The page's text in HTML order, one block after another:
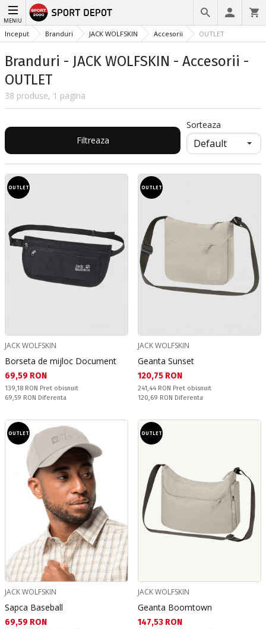
MENIU
Inceput Branduri JACK WOLFSKIN Accesorii OUTLET
Branduri - JACK WOLFSKIN - Accesorii -
OUTLET
38 produse, 1 pagina
Filtreaza
Sorteaza
OUTLET
JACK WOLFSKIN
Borseta de mijloc Document
Текуща цена:
69,59 RON
Pret obisnuit:
139,18 RON Pret obisnuit
Спестявате:
69,59 RON Diferenta
OUTLET
JACK WOLFSKIN
Geanta Sunset
Текуща цена:
120,75 RON
Pret obisnuit:
241,44 RON Pret obisnuit
Спестявате:
120,69 RON Diferenta
OUTLET
JACK WOLFSKIN
Sapca Baseball
Текуща цена:
69,59 RON
OUTLET
JACK WOLFSKIN
Geanta Boomtown
Текуща цена:
147,53 RON